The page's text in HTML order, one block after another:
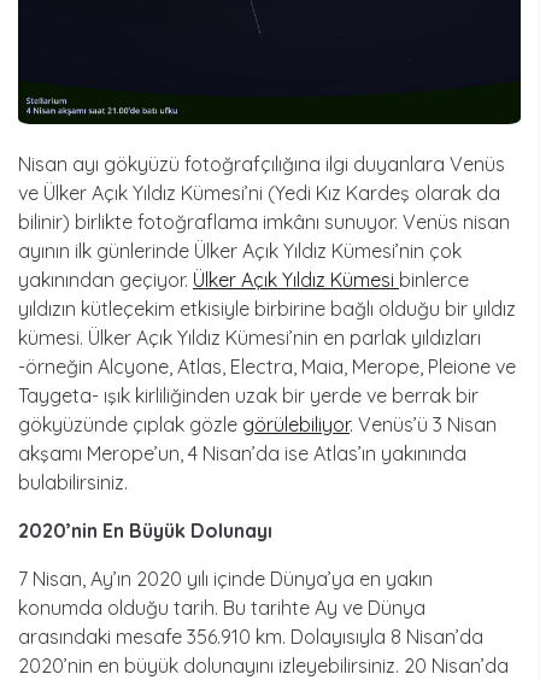
Nisan ayı gökyüzü fotoğrafçılığına ilgi duyanlara Venüs
ve Ülker Açık Yıldız Kümesi’ni (Yedi Kız Kardeş olarak da
bilinir) birlikte fotoğraflama imkânı sunuyor. Venüs nisan
ayının ilk günlerinde Ülker Açık Yıldız Kümesi’nin çok
yakınından geçiyor. Ülker Açık Yıldız Kümesi binlerce
yıldızın kütleçekim etkisiyle birbirine bağlı olduğu bir yıldız
kümesi. Ülker Açık Yıldız Kümesi’nin en parlak yıldızları
-örneğin Alcyone, Atlas, Electra, Maia, Merope, Pleione ve
Taygeta- ışık kirliliğinden uzak bir yerde ve berrak bir
gökyüzünde çıplak gözle görülebiliyor. Venüs’ü 3 Nisan
akşamı Merope’un, 4 Nisan’da ise Atlas’ın yakınında
bulabilirsiniz.
2020’nin En Büyük Dolunayı
7 Nisan, Ay’ın 2020 yılı içinde Dünya’ya en yakın
konumda olduğu tarih. Bu tarihte Ay ve Dünya
arasındaki mesafe 356.910 km. Dolayısıyla 8 Nisan’da
2020’nin en büyük dolunayını izleyebilirsiniz. 20 Nisan’da